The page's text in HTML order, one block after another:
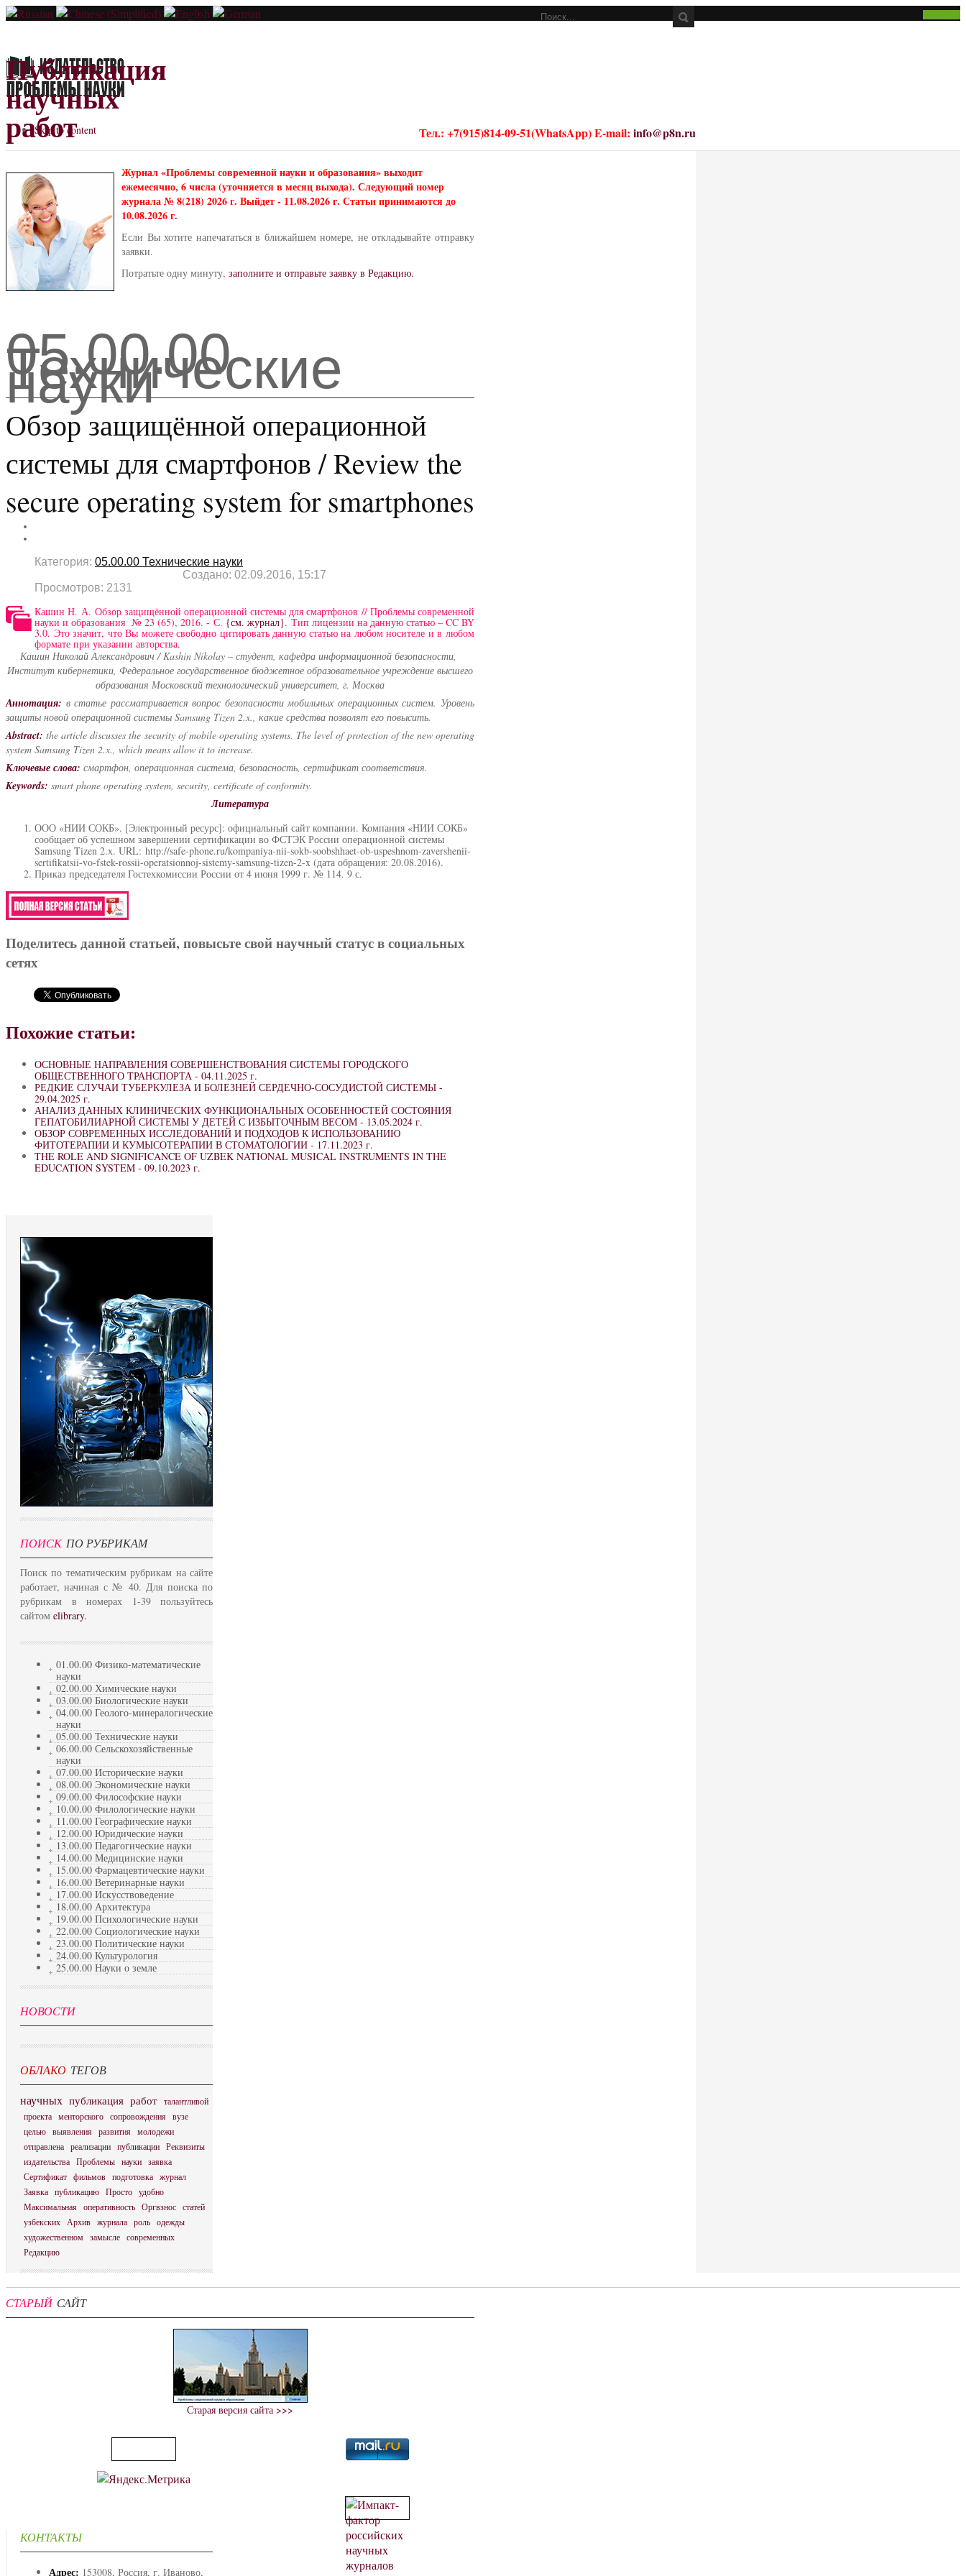
Публикация
научных
работ Тел.: +7(915)814-09-51(WhatsApp) E-mail: info@p8n.ru
Skip to content
Журнал «Проблемы современной науки и образования» выходит
ежемесячно, 6 числа (уточняется в месяц выхода). Следующий номер
журнала № 8(218) 2026 г. Выйдет - 11.08.2026 г. Статьи принимаются до
10.08.2026 г.
Если Вы хотите напечататься в ближайшем номере, не откладывайте отправку
заявки.
Потратьте одну минуту, заполните и отправьте заявку в Редакцию.
05.00.00
Технические
науки
Обзор защищённой операционной
системы для смартфонов / Review the
secure operating system for smartphones
Категория: 05.00.00 Технические науки
Создано: 02.09.2016, 15:17
Просмотров: 2131
Кашин Н. А. Обзор защищённой операционной системы для смартфонов // Проблемы современной
науки и образования № 23 (65), 2016. - С. {см. журнал}. Тип лицензии на данную статью – CC BY
3.0. Это значит, что Вы можете свободно цитировать данную статью на любом носителе и в любом
формате при указании авторства.
Кашин Николай Александрович / Kashin Nikolay – студент, кафедра информационной безопасности,
Институт кибернетики, Федеральное государственное бюджетное образовательное учреждение высшего
образования Московский технологический университет, г. Москва
Аннотация: в статье рассматривается вопрос безопасности мобильных операционных систем. Уровень
защиты новой операционной системы Samsung Tizen 2.x., какие средства позволят его повысить.
Abstract: the article discusses the security of mobile operating systems. The level of protection of the new operating
system Samsung Tizen 2.x., which means allow it to increase.
Ключевые слова: смартфон, операционная система, безопасность, сертификат соответствия.
Keywords: smart phone operating system, security, certificate of conformity.
Литература
ООО «НИИ СОКБ». [Электронный ресурс]: официальный сайт компании. Компания «НИИ СОКБ»
сообщает об успешном завершении сертификации во ФСТЭК России операционной системы
Samsung Tizen 2.x. URL: http://safe-phone.ru/kompaniya-nii-sokb-soobshhaet-ob-uspeshnom-zavershenii-
sertifikatsii-vo-fstek-rossii-operatsionnoj-sistemy-samsung-tizen-2-x (дата обращения: 20.08.2016).
Приказ председателя Гостехкомиссии России от 4 июня 1999 г. № 114. 9 с.
Поделитесь данной статьей, повысьте свой научный статус в социальных
сетях
Похожие статьи:
ОСНОВНЫЕ НАПРАВЛЕНИЯ СОВЕРШЕНСТВОВАНИЯ СИСТЕМЫ ГОРОДСКОГО
ОБЩЕСТВЕННОГО ТРАНСПОРТА - 04.11.2025 г.
РЕДКИЕ СЛУЧАИ ТУБЕРКУЛЕЗА И БОЛЕЗНЕЙ СЕРДЕЧНО-СОСУДИСТОЙ СИСТЕМЫ -
29.04.2025 г.
АНАЛИЗ ДАННЫХ КЛИНИЧЕСКИХ ФУНКЦИОНАЛЬНЫХ ОСОБЕННОСТЕЙ СОСТОЯНИЯ
ГЕПАТОБИЛИАРНОЙ СИСТЕМЫ У ДЕТЕЙ С ИЗБЫТОЧНЫМ ВЕСОМ - 13.05.2024 г.
ОБЗОР СОВРЕМЕННЫХ ИССЛЕДОВАНИЙ И ПОДХОДОВ К ИСПОЛЬЗОВАНИЮ
ФИТОТЕРАПИИ И КУМЫСОТЕРАПИИ В СТОМАТОЛОГИИ - 17.11.2023 г.
THE ROLE AND SIGNIFICANCE OF UZBEK NATIONAL MUSICAL INSTRUMENTS IN THE
EDUCATION SYSTEM - 09.10.2023 г.
ПОИСК ПО РУБРИКАМ
Поиск по тематическим рубрикам на сайте
работает, начиная с № 40. Для поиска по
рубрикам в номерах 1-39 пользуйтесь
сайтом elibrary.
01.00.00 Физико-математические
науки
02.00.00 Химические науки
03.00.00 Биологические науки
04.00.00 Геолого-минералогические
науки
05.00.00 Технические науки
06.00.00 Сельскохозяйственные
науки
07.00.00 Исторические науки
08.00.00 Экономические науки
09.00.00 Философские науки
10.00.00 Филологические науки
11.00.00 Географические науки
12.00.00 Юридические науки
13.00.00 Педагогические науки
14.00.00 Медицинские науки
15.00.00 Фармацевтические науки
16.00.00 Ветеринарные науки
17.00.00 Искусствоведение
18.00.00 Архитектура
19.00.00 Психологические науки
22.00.00 Социологические науки
23.00.00 Политические науки
24.00.00 Культурология
25.00.00 Науки о земле
НОВОСТИ
ОБЛАКО ТЕГОВ
научных публикация работ талантливой
проекта менторского сопровождения вузе
целью выявления развития молодежи
отправлена реализации публикации Реквизиты
издательства Проблемы науки заявка
Сертификат фильмов подготовка журнал
Заявка публикацию Просто удобно
Максимальная оперативность Оргвзнос статей
узбекских
Архив журнала роль одежды
художественном замысле современных
Редакцию
СТАРЫЙ САЙТ
Старая версия сайта >>>
КОНТАКТЫ
Адрес: 153008, Россия, г. Иваново,